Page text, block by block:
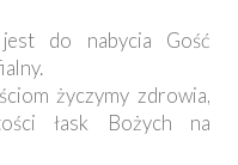
do nabycia Gość
życzymy zdrowia,
łask Bożych na